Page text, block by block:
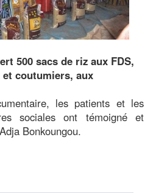
500 sacs de riz aux FDS,
coutumiers, aux
les patients et les
sociales ont témoigné et
Bonkoungou.